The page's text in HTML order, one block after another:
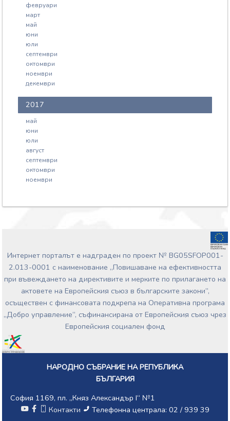
февруари
март
май
юни
юли
септември
октомври
ноември
декември
2017
май
юни
юли
август
септември
октомври
ноември
Интернет порталът е надграден по проект № BG05SFOP001-
2.013-0001 с наименование „Повишаване на ефективността
при въвеждането на директивите и мерките по прилагането на
актовете на Европейския съюз в българските закони”,
осъществен с финансовата подкрепа на Оперативна програма
„Добро управление“, съфинансирана от Европейския съюз чрез
Европейския социален фонд
НАРОДНО СЪБРАНИЕ НА РЕПУБЛИКА
БЪЛГАРИЯ
София 1169, пл. „Княз Александър I“ №1
Контакти
Телефонна централа: 02 / 939 39